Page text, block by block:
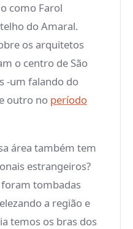
como Farol
do Amaral.
os arquitetos
o centro de São
-um falando do
e outro no período
área também tem
estrangeiros?
tombadas
a região e
temos os bras dos